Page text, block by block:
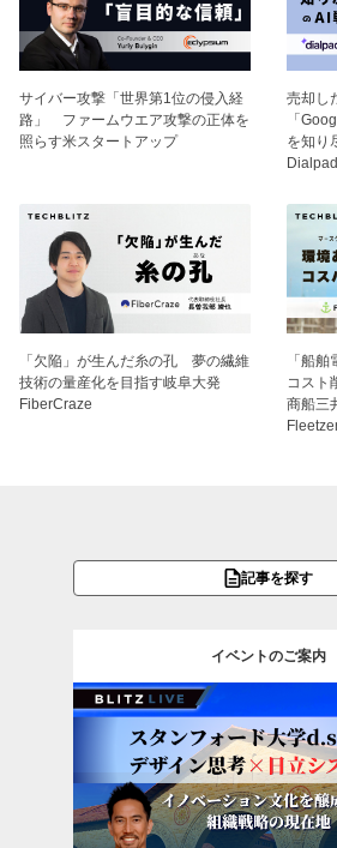
サイバー攻撃「世界第1位の侵入経
路」 ファームウエア攻撃の正体を
照らす米スタートアップ
売却し
「
を知り
Dialpad
「欠陥」が生んだ糸の孔 夢の繊維
技術の量産化を目指す岐阜大発
FiberCraze
「船
コスト
商船三
記事を探す
イベントのご案内